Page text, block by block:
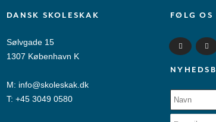
DANSK SKOLESKAK
Sølvgade 15
1307 København K
M: info@skoleskak.dk
T: +45 3049 0580
FØLG OS